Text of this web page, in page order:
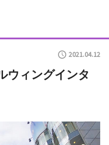
2021.04.12
ウィングインタ